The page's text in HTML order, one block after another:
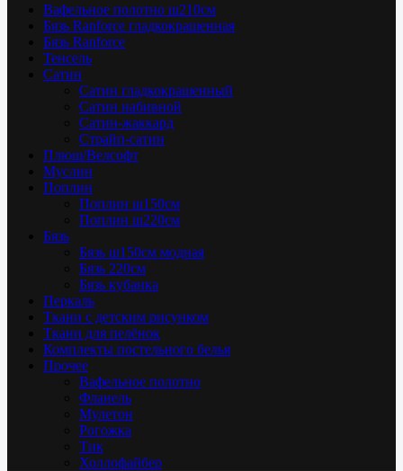
Вафельное полотно ш210см
Бязь Ranforce гладкокрашенная
Бязь Ranforce
Тенсель
Сатин
Сатин гладкокрашенный
Сатин набивной
Сатин-жаккард
Страйп-сатин
Плюш/Велсофт
Муслин
Поплин
Поплин ш150см
Поплин ш220см
Бязь
Бязь ш150см модная
Бязь 220см
Бязь кубанка
Перкаль
Ткани с детским рисунком
Ткани для пелёнок
Комплекты постельного белья
Прочее
Вафельное полотно
Фланель
Мулетон
Рогожка
Тик
Холлофайбер